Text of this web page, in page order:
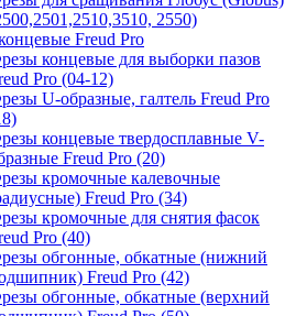
2550)
Freud Pro
концевые для выборки пазов
Pro (04-12)
U-образные, галтель Freud Pro
концевые твердосплавные V-
Freud Pro (20)
кромочные калевочные
Freud Pro (34)
кромочные для снятия фасок
Pro (40)
обгонные, обкатные (нижний
Freud Pro (42)
обгонные, обкатные (верхний